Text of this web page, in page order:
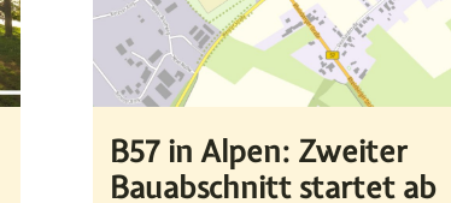
B57 in Alpen: Zweiter
Bauabschnitt startet ab